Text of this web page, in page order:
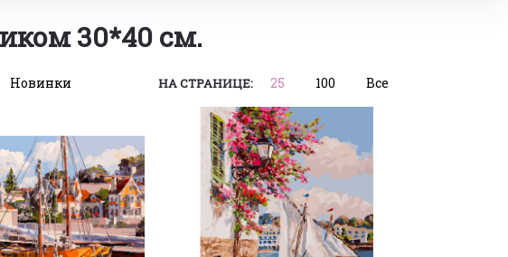
30*40 см.
Новинки НА СТРАНИЦЕ: 25 100 Все